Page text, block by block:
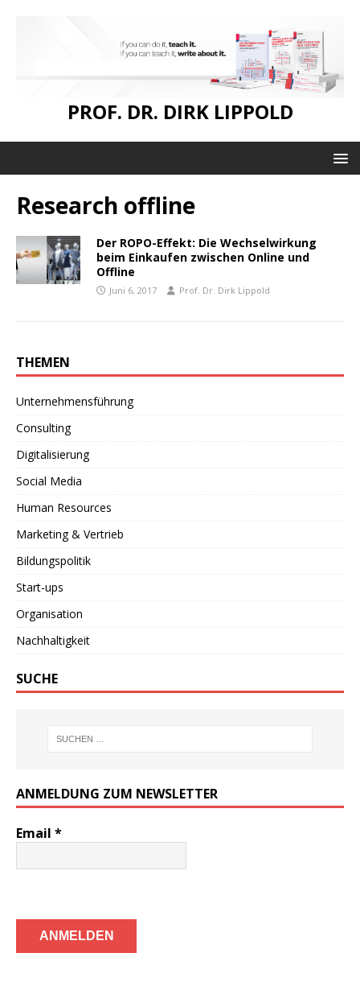
PROF. DR. DIRK LIPPOLD
Research offline
Der ROPO-Effekt: Die Wechselwirkung
beim Einkaufen zwischen Online und
Offline
Juni 6, 2017 Prof. Dr. Dirk Lippold
THEMEN
Unternehmensführung
Consulting
Digitalisierung
Social Media
Human Resources
Marketing & Vertrieb
Bildungspolitik
Start-ups
Organisation
Nachhaltigkeit
SUCHE
ANMELDUNG ZUM NEWSLETTER
Email *